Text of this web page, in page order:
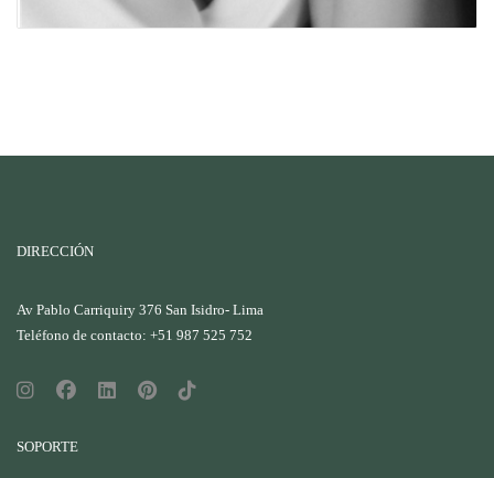
DIRECCIÓN
Av Pablo Carriquiry 376 San Isidro- Lima
Teléfono de contacto: +51 987 525 752
SOPORTE